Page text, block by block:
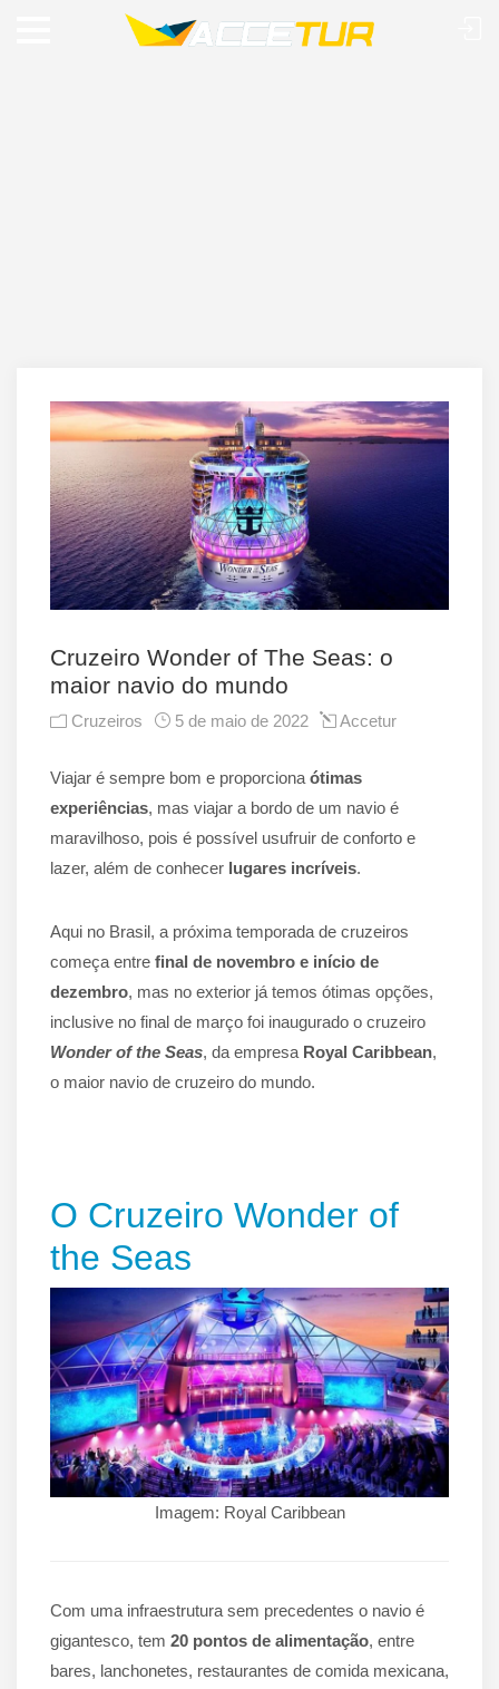
CRUZEIRO WONDER OF
THE SEAS: O MAIOR
NAVIO DO MUNDO
Cruzeiro Wonder of The Seas: o
maior navio do mundo
Cruzeiros 5 de maio de 2022 Accetur
Viajar é sempre bom e proporciona ótimas
experiências, mas viajar a bordo de um navio é
maravilhoso, pois é possível usufruir de conforto e
lazer, além de conhecer lugares incríveis.
Aqui no Brasil, a próxima temporada de cruzeiros
começa entre final de novembro e início de
dezembro, mas no exterior já temos ótimas opções,
inclusive no final de março foi inaugurado o cruzeiro
Wonder of the Seas, da empresa Royal Caribbean,
o maior navio de cruzeiro do mundo.
O Cruzeiro Wonder of
the Seas
Imagem: Royal Caribbean
Com uma infraestrutura sem precedentes o navio é
gigantesco, tem 20 pontos de alimentação, entre
bares, lanchonetes, restaurantes de comida mexicana,